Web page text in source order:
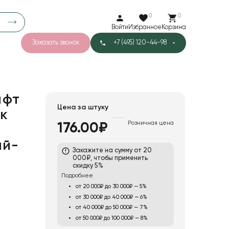
Войти
0
Избранное
0
Корзина
Заказать звонок +7 (495) 120-44-98
Цена за штуку
176.00₽ Розничная цена
Закажите на сумму от 20
000₽, чтобы применить
скидку 5%
Подробнее
от 20 000₽ до 30 000₽ — 5%
от 30 000₽ до 40 000₽ — 6%
от 40 000₽ до 50 000₽ — 7%
от 50 000₽ до 100 000₽ — 8%